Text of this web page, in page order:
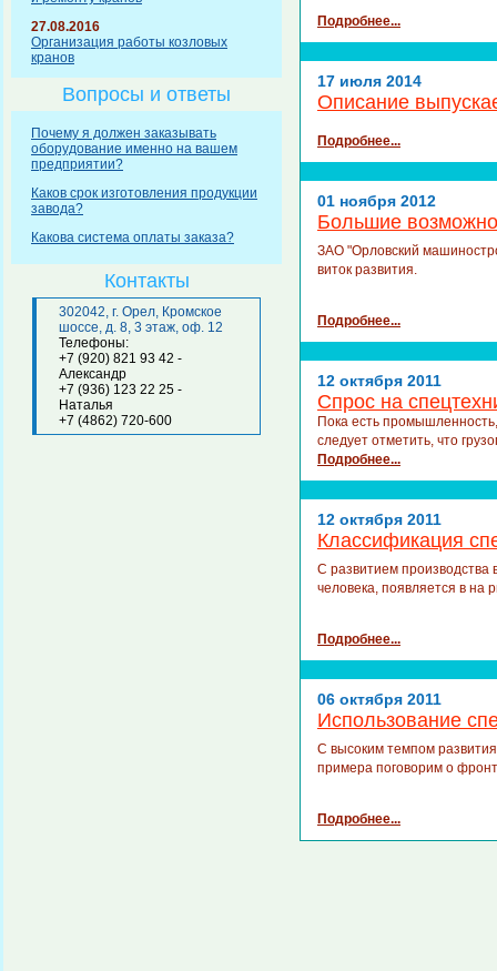
27.08.2016
Организация работы козловых
кранов
Вопросы и ответы
Почему я должен заказывать
оборудование именно на вашем
предприятии?
Каков срок изготовления продукции
завода?
Какова система оплаты заказа?
Контакты
302042, г. Орел, Кромское
шоссе, д. 8, 3 этаж, оф. 12
Телефоны:
+7 (920) 821 93 42 -
Александр
+7 (936) 123 22 25 -
Наталья
+7 (4862) 720-600
Подробнее...
17 июля 2014
Описание
Подробнее...
01 ноября 2012
Большие
ЗАО "Орловский
виток развития.
Подробнее...
12 октября 2011
Спрос на
Пока есть
следует отметить, что
Подробнее...
12 октября 2011
Классификация
С развитием
человека, появляется в на
Подробнее...
06 октября 2011
Использование
С высоким темпом развития
примера поговорим о
Подробнее...